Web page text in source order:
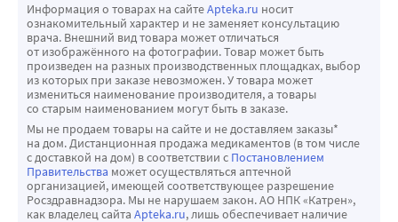
Нет данных о влиянии лекарственного препарата
Назонекс алерджи на способность управлять
транспортными средствами или работать с механизмами.
Информация о товарах на сайтеApteka.ru носит
ознакомительный характер и не заменяет консультацию
врача. Внешний вид товара может отличаться
от изображённого на фотографии. Товар может быть
произведен на разных производственных площадках, выбор
из которых при заказе невозможен. У товара может
измениться наименование производителя, а товары
со старым наименованием могут быть в заказе.
Мы не продаем товары на сайте и не доставляем заказы*
на дом. Дистанционная продажа медикаментов (в том числе
с доставкой на дом) в соответствии с Постановлением
Правительства может осуществляться аптечной
организацией, имеющей соответствующее разрешение
Росздравнадзора. Мы не нарушаем закон. АО НПК «Катрен»,
как владелец сайта Apteka.ru, лишь обеспечивает наличие